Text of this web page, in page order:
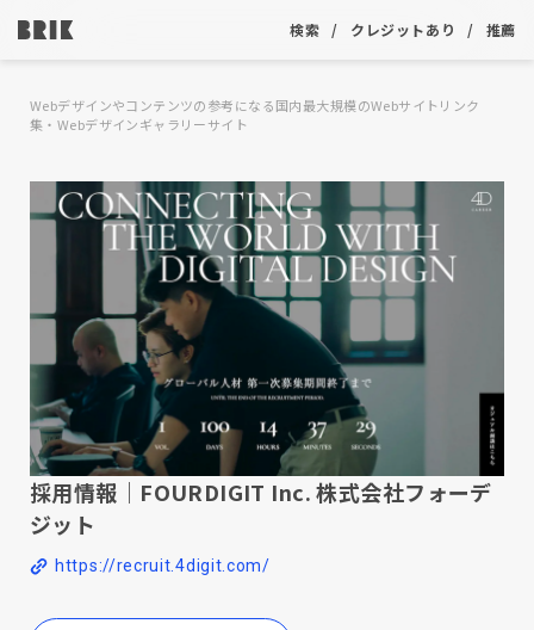
検索 クレジットあり 推薦
Webデザインやコンテンツの参考になる国内最大規模のWebサイトリンク
集・Webデザインギャラリーサイト
採用情報｜FOURDIGIT Inc. 株式会社フォーデ
ジット
https://recruit.4digit.com/